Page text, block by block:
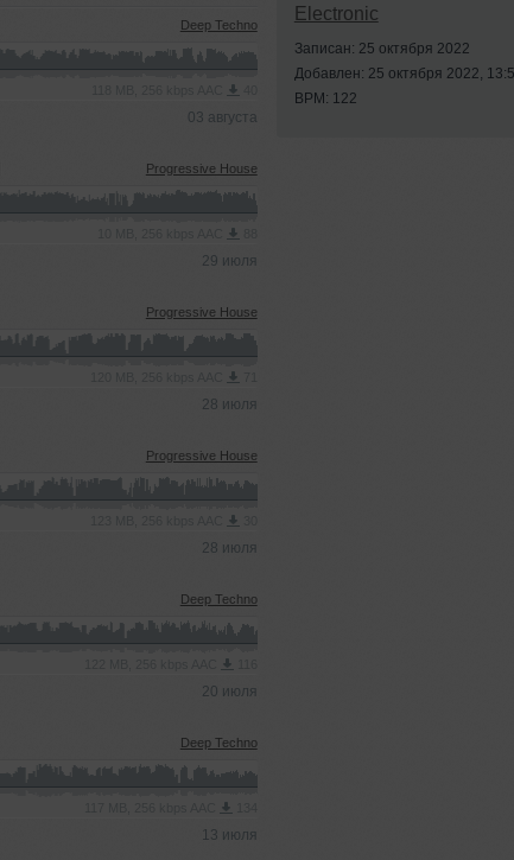
Deep Techno
03 августа
Progressive House
29 июля
Progressive House
28 июля
Progressive House
28 июля
Deep Techno
20 июля
Deep Techno
13 июля
Electronic
Записан: 25 октября 2022
Добавлен: 25 октября 2022,
BPM: 122